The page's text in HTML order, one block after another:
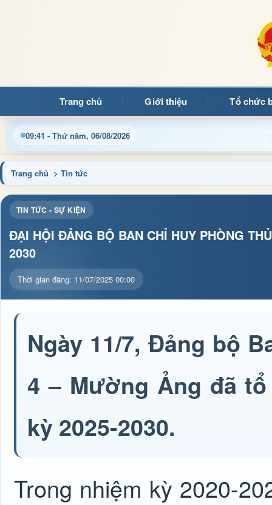
Trang chủ Giới thiệu Tổ chức
09:41 - Thứ năm, 06/08/2026
hành, thủ tục hành chính và tin tức địa phương nhanh chóng,
Trang chủ > Tin tức
TIN TỨC - SỰ KIỆN
ĐẠI HỘI ĐẢNG BỘ BAN CHỈ HUY PHÒNG
2030
Thời gian đăng: 11/07/2025 00:00
Ngày 11/7, Đảng bộ
4 – Mường Ảng đã
kỳ 2025-2030.
Trong nhiệm kỳ 2020-